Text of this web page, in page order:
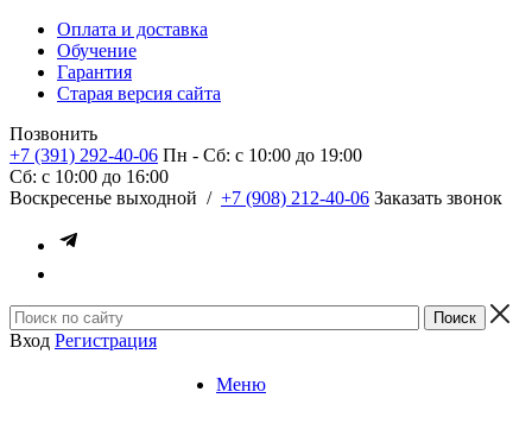
Оплата и доставка
Обучение
Гарантия
Старая версия сайта
Позвонить
+7 (391) 292-40-06 Пн - Сб: c 10:00 до 19:00
Сб: c 10:00 до 16:00
​Воскресенье выходной / +7 (908) 212-40-06 Заказать звонок
Вход Регистрация
Меню